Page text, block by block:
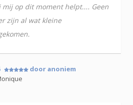
mij op dit moment helpt.... Geen
zijn al wat kleine
door anoniem